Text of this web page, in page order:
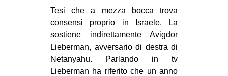
Tesi che a mezza bocca trova
consensi proprio in Israele. La
sostiene indirettamente Avigdor
Lieberman, avversario di destra di
Netanyahu. Parlando in tv
Lieberman ha riferito che un anno